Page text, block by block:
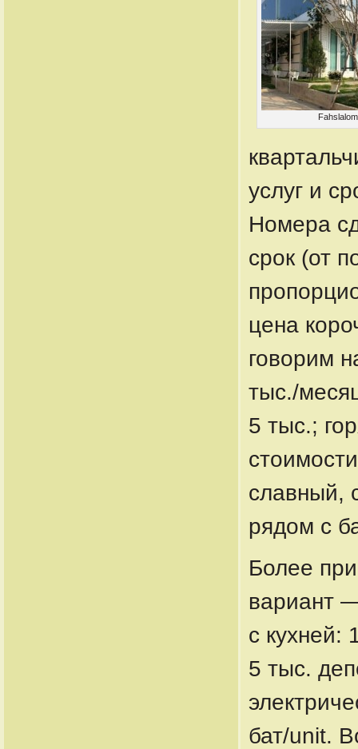
услуг и
Номера
срок (от
цена
говорим
тыс./
5 тыс.;
славный,
рядом с
Более
вариант
с кухней:
5 тыс.
бат/unit.